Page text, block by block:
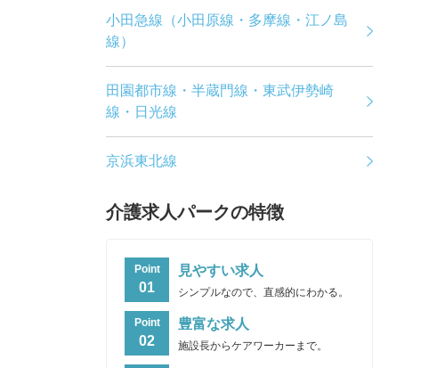
小田急線（小田原線・多摩線・江ノ島
線）
田園都市線・半蔵門線・東武伊勢崎
線・日光線
京浜東北線
介護求人パークの特徴
Point
01
見やすい求人
シンプルなので、直感的にわかる。
Point
02
豊富な求人
施設長からケアワーカーまで。